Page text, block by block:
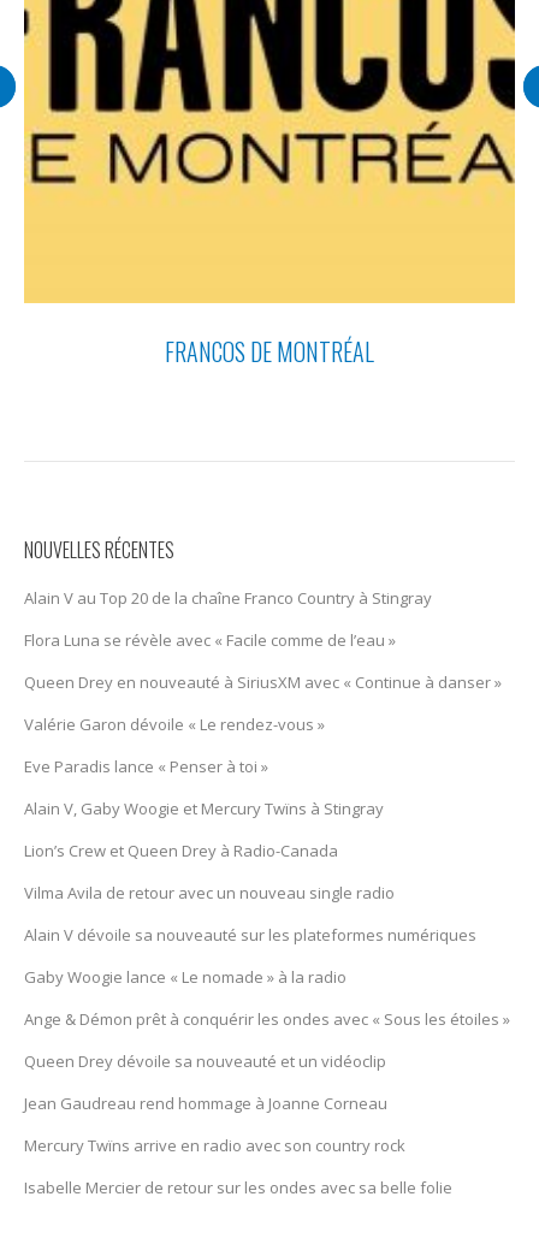
FRANCOS DE MONTRÉAL
NOUVELLES RÉCENTES
Alain V au Top 20 de la chaîne Franco Country à Stingray
Flora Luna se révèle avec « Facile comme de l’eau »
Queen Drey en nouveauté à SiriusXM avec « Continue à danser »
Valérie Garon dévoile « Le rendez-vous »
Eve Paradis lance « Penser à toi »
Alain V, Gaby Woogie et Mercury Twïns à Stingray
Lion’s Crew et Queen Drey à Radio-Canada
Vilma Avila de retour avec un nouveau single radio
Alain V dévoile sa nouveauté sur les plateformes numériques
Gaby Woogie lance « Le nomade » à la radio
Ange & Démon prêt à conquérir les ondes avec « Sous les étoiles »
Queen Drey dévoile sa nouveauté et un vidéoclip
Jean Gaudreau rend hommage à Joanne Corneau
Mercury Twïns arrive en radio avec son country rock
Isabelle Mercier de retour sur les ondes avec sa belle folie